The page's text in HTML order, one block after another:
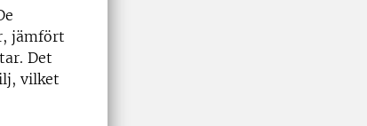
jämfört
Det
vilket